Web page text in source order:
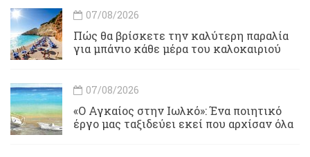
07/08/2026
Πώς θα βρίσκετε την καλύτερη παραλία
για μπάνιο κάθε μέρα του καλοκαιριού
07/08/2026
«Ο Αγκαίος στην Ιωλκό»: Ένα ποιητικό
έργο μας ταξιδεύει εκεί που αρχίσαν όλα